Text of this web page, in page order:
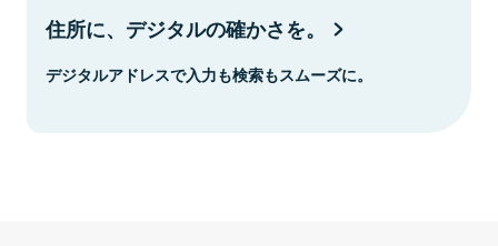
住所に、デジタルの確かさを。
デジタルアドレスで入力も検索もスムーズに。